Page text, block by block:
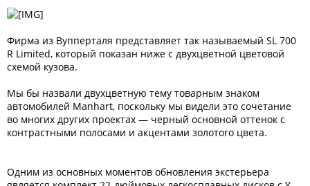
Фирма из Вупперталя представляет так называемый SL 700
R Limited, который показан ниже с двухцветной цветовой
схемой кузова.
Мы бы назвали двухцветную тему товарным знаком
автомобилей Manhart, поскольку мы видели это сочетание
во многих других проектах — черный основной оттенок с
контрастными полосами и акцентами золотого цвета.
Одним из основных моментов обновления экстерьера